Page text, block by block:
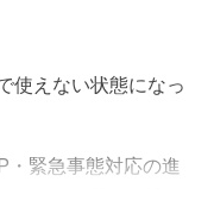
使えない状態になっ
・緊急事態対応の進